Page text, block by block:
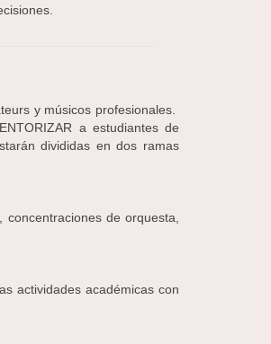
y músicos profesionales.
a estudiantes de
divididas en dos ramas
de orquesta,
actividades académicas con